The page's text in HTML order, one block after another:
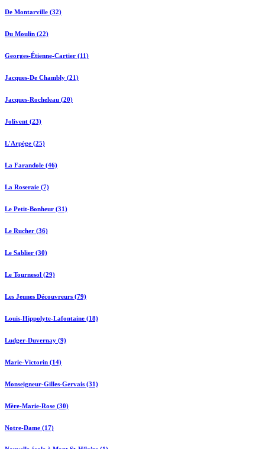
De Montarville (32)
Du Moulin (22)
Georges-Étienne-Cartier (11)
Jacques-De Chambly (21)
Jacques-Rocheleau (20)
Jolivent (23)
L'Arpège (25)
La Farandole (46)
La Roseraie (7)
Le Petit-Bonheur (31)
Le Rucher (36)
Le Sablier (30)
Le Tournesol (29)
Les Jeunes Découvreurs (79)
Louis-Hippolyte-Lafontaine (18)
Ludger-Duvernay (9)
Marie-Victorin (14)
Monseigneur-Gilles-Gervais (31)
Mère-Marie-Rose (30)
Notre-Dame (17)